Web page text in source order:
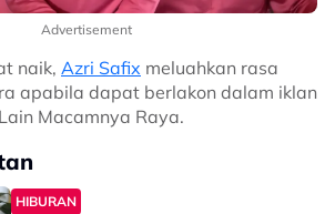
Advertisement
naik, Azri Safix meluahkan rasa
apabila dapat berlakon dalam iklan
Macamnya Raya.
HIBURAN